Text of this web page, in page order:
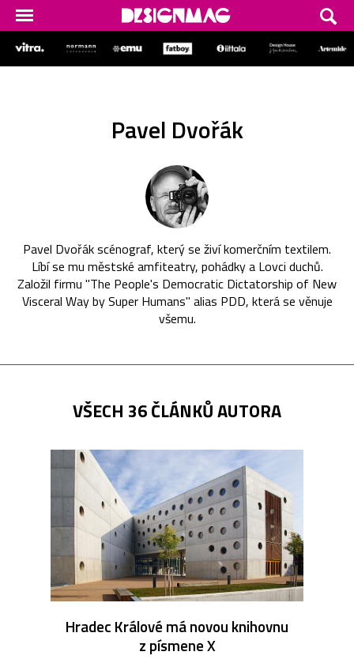
Pavel Dvořák
Pavel Dvořák scénograf, který se živí komerčním textilem.
Líbí se mu městské amfiteatry, pohádky a Lovci duchů.
Založil firmu "The People's Democratic Dictatorship of New
Visceral Way by Super Humans" alias PDD, která se věnuje
všemu.
VŠECH 36 ČLÁNKŮ AUTORA
Hradec Králové má novou knihovnu
z písmene X